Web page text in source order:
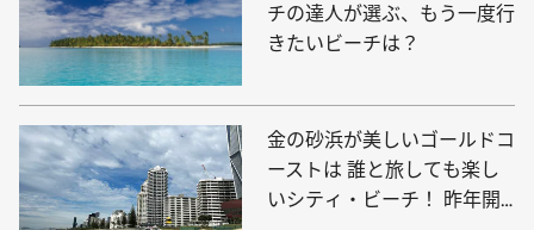
チの達人が選ぶ、もう一度行
きたいビーチは？
金の砂浜が美しいゴールドコ
ーストは 誰と旅しても楽し
いシティ・ビーチ！ 昨年開